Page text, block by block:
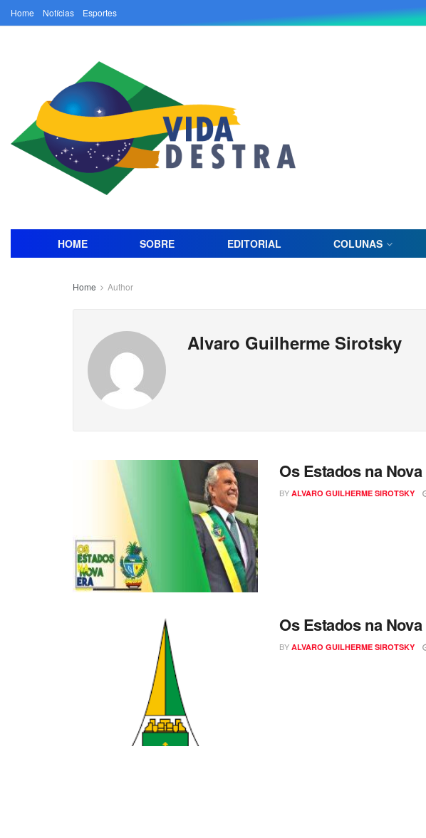
Home Notícias Esportes
HOME SOBRE EDITORIAL COLUNAS
Home Author
Alvaro Guilherme Sirotsky
Os Estados na
BY ALVARO GUILHERME SIROTSKY
Os Estados na
BY ALVARO GUILHERME SIROTSKY